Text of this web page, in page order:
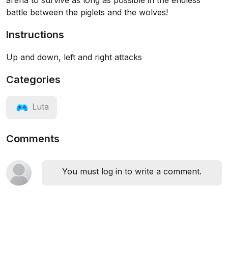
battle between the piglets and the wolves!
Instructions
Up and down, left and right attacks
Categories
Luta
Comments
You must log in to write a comment.